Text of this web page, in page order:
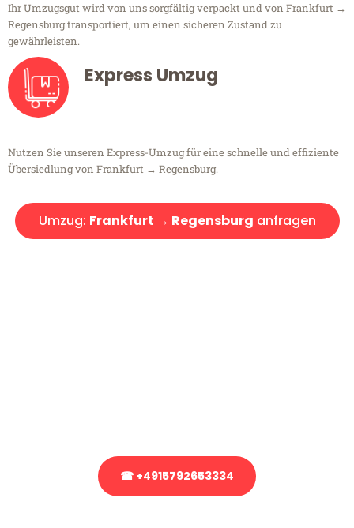
Ihr Umzugsgut wird von uns sorgfältig verpackt und von Frankfurt →
Regensburg transportiert, um einen sicheren Zustand zu
gewährleisten.
Express Umzug
Nutzen Sie unseren Express-Umzug für eine schnelle und effiziente
Übersiedlung von Frankfurt → Regensburg.
Umzug: Frankfurt → Regensburg anfragen
☎ +4915792653334